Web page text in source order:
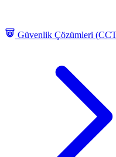
Güvenlik Çözümleri